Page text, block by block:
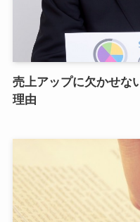
売上アップに欠かせな
理由